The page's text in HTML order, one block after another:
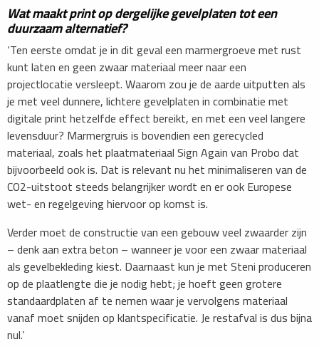
Wat maakt print op dergelijke gevelplaten tot een
duurzaam alternatief?
‘Ten eerste omdat je in dit geval een marmergroeve met rust
kunt laten en geen zwaar materiaal meer naar een
projectlocatie versleept. Waarom zou je de aarde uitputten als
je met veel dunnere, lichtere gevelplaten in combinatie met
digitale print hetzelfde effect bereikt, en met een veel langere
levensduur? Marmergruis is bovendien een gerecycled
materiaal, zoals het plaatmateriaal Sign Again van Probo dat
bijvoorbeeld ook is. Dat is relevant nu het minimaliseren van de
CO2-uitstoot steeds belangrijker wordt en er ook Europese
wet- en regelgeving hiervoor op komst is.
Verder moet de constructie van een gebouw veel zwaarder zijn
– denk aan extra beton – wanneer je voor een zwaar materiaal
als gevelbekleding kiest. Daarnaast kun je met Steni produceren
op de plaatlengte die je nodig hebt; je hoeft geen grotere
standaardplaten af te nemen waar je vervolgens materiaal
vanaf moet snijden op klantspecificatie. Je restafval is dus bijna
nul.’